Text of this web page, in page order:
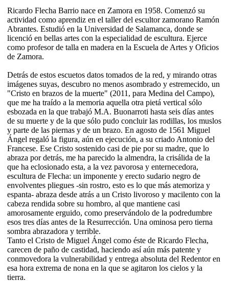
Ricardo Flecha Barrio nace en Zamora en 1958. Comenzó su
actividad como aprendiz en el taller del escultor zamorano Ramón
Abrantes. Estudió en la Universidad de Salamanca, donde se
licenció en bellas artes con la especialidad de escultura. Ejerce
como profesor de talla en madera en la Escuela de Artes y Oficios
de Zamora.
Detrás de estos escuetos datos tomados de la red, y mirando otras
imágenes suyas, descubro no menos asombrado y estremecido, un
"Cristo en brazos de la muerte" (2011, para Medina del Campo),
que me ha traído a la memoria aquella otra pietá vertical sólo
esbozada en la que trabajó M.A. Buonarroti hasta seis días antes
de su muerte y de la que sólo pudo concluir las rodillas, los muslos
y parte de las piernas y de un brazo. En agosto de 1561 Miguel
Ángel regaló la figura, aún en ejecución, a su criado Antonio del
Francese. Ese Cristo sostenido casi de pie por su madre, que lo
abraza por detrás, me ha parecido la almendra, la crisálida de la
que ha eclosionado esta, a la vez pavorosa y enternecedora,
escultura de Flecha: un imponente y erecto sudario negro de
envolventes pliegues -sin rostro, esto es lo que más atemoriza y
espanta- abraza desde atrás a un Cristo livoroso y macilento con la
cabeza rendida sobre su hombro, al que mantiene casi
amorosamente erguido, como preservándolo de la podredumbre
esos tres días antes de la Resurrección. Una ominosa pero tierna
sombra abrazadora y terrible.
Tanto el Cristo de Miguel Ángel como éste de Ricardo Flecha,
carecen de paño de castidad, haciendo así aún más patente y
conmovedora la vulnerabilidad y entrega absoluta del Redentor en
esa hora extrema de nona en la que se agitaron los cielos y la
tierra.